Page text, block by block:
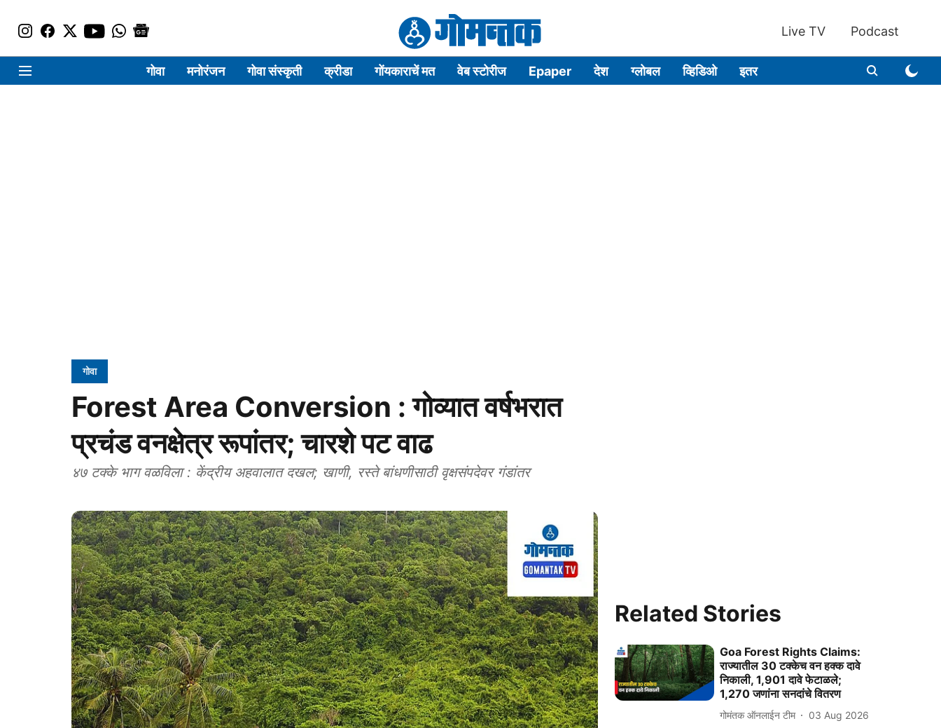
Live TV Podcast
गोवा मनोरंजन गोवा संस्कृती क्रीडा गोंयकाराचें मत वेब स्टोरीज Epaper देश ग्लोबल व्हिडिओ इतर
गोवा
Forest Area Conversion : गोव्यात वर्षभरात
प्रचंड वनक्षेत्र रूपांतर; चारशे पट वाढ
४७ टक्के भाग वळविला : केंद्रीय अहवालात दखल; खाणी, रस्ते बांधणीसाठी वृक्षसंपदेवर गंडांतर
Related Stories
Goa Forest Rights Claims:
राज्‍यातील 30 टक्‍केच वन हक्‍क दावे
निकाली, 1,901 दावे फेटाळले;
1,270 जणांना सनदांचे वितरण
गोमंतक ऑनलाईन टीम 03 Aug 2026